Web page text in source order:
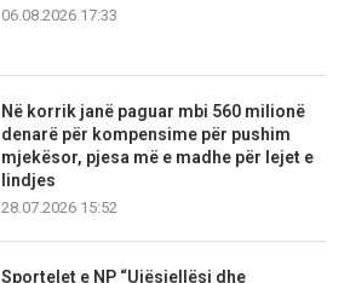
06.08.2026 17:33
Në korrik janë paguar mbi 560 milionë
denarë për kompensime për pushim
mjekësor, pjesa më e madhe për lejet e
lindjes
28.07.2026 15:52
Sportelet e NP “Ujësjellësi dhe